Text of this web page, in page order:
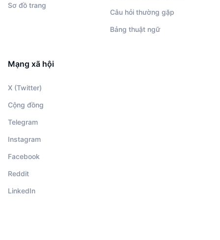
Sơ đồ trang
Câu hỏi thường gặp
Bảng thuật ngữ
Mạng xã hội
X (Twitter)
Cộng đồng
Telegram
Instagram
Facebook
Reddit
LinkedIn